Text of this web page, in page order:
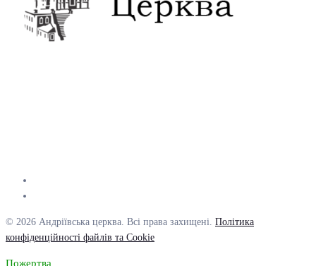
© 2026 Андріївська церква. Всі права захищені. Політика
конфіденційності файлів та Cookie
Пожертва